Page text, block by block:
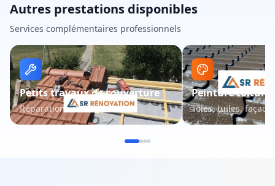
Autres prestations disponibles
Services complémentaires professionnels
Petits travaux de couverture
Réparations et entretien
Peinture toiture
Tôles, tuiles,